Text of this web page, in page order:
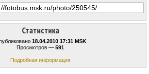
Статистика
18.04.2010 17:31 MSK
Просмотров — 591
Подробная информация